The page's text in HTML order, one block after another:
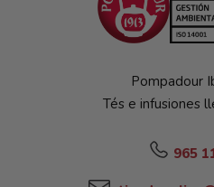
Pompadour
Tés e infusiones
965